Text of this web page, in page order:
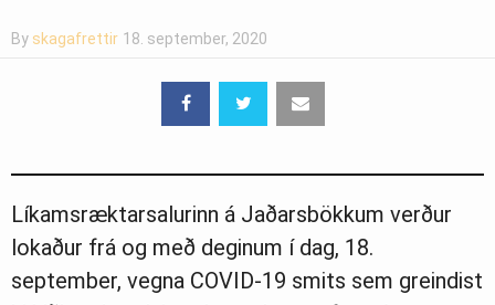
Ljósmyndasafn
By skagafrettir 18. september, 2020
Líkamsræktarsalurinn á Jaðarsbökkum verður
lokaður frá og með deginum í dag, 18.
september, vegna COVID-19 smits sem greindist